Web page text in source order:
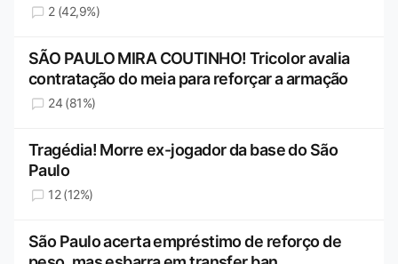
2 (42,9%)
SÃO PAULO MIRA COUTINHO! Tricolor avalia
contratação do meia para reforçar a armação
24 (81%)
Tragédia! Morre ex-jogador da base do São
Paulo
12 (12%)
São Paulo acerta empréstimo de reforço de